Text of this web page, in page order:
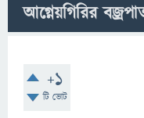
আগ্নেয়গিরির
+1
টি ভোট